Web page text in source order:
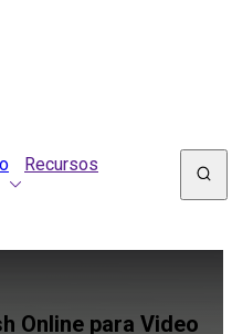
Recursos
Online para Video